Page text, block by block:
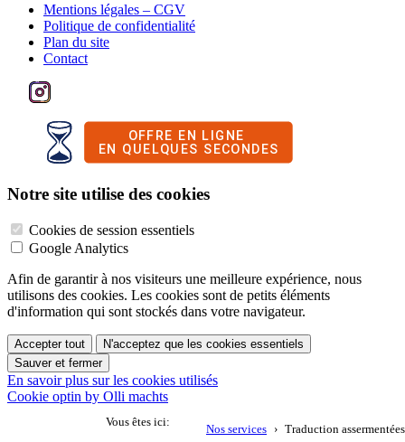
Vous êtes ici:
Nos services Traduction assermentées
Mentions légales – CGV
Politique de confidentialité
Plan du site
Contact
Notre site utilise des cookies
Cookies de session essentiels
Google Analytics
Afin de garantir à nos visiteurs une meilleure expérience, nous
utilisons des cookies. Les cookies sont de petits éléments
d'information qui sont stockés dans votre navigateur.
Accepter tout
N'acceptez que les cookies essentiels
Sauver et fermer
En savoir plus sur les cookies utilisés
Cookie optin by Olli machts